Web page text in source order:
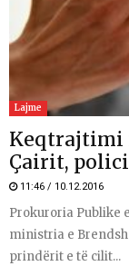
Lajme
Keqtrajtimi
Çairit,
11:46 / 10.12.2016
Prokuroria Publike
ministria e
prindërit e të cilit...